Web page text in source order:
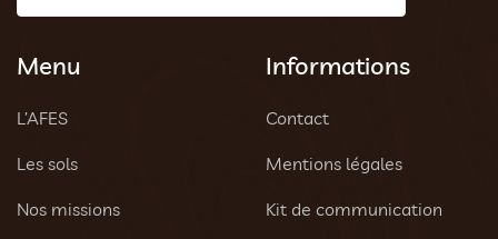
Menu
L’AFES
Les sols
Nos missions
Informations
Contact
Mentions légales
Kit de communication